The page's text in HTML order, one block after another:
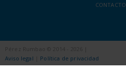
CONTACTO
Aviso legal
Política de privacidad